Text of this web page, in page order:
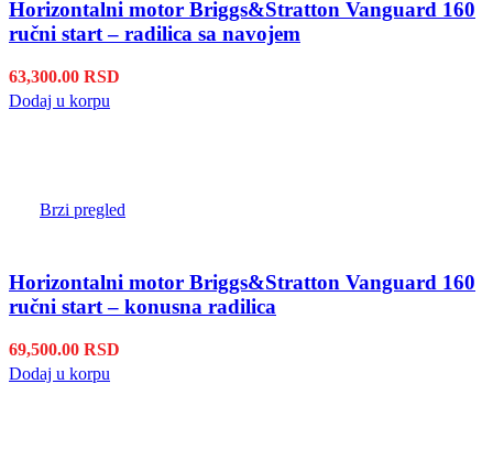
Horizontalni motor Briggs&Stratton Vanguard 160
ručni start – radilica sa navojem
63,300.00 RSD
Dodaj u korpu
Brzi pregled
Horizontalni motor Briggs&Stratton Vanguard 160
ručni start – konusna radilica
69,500.00 RSD
Dodaj u korpu